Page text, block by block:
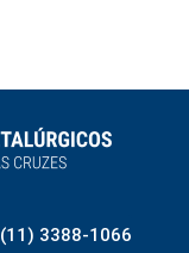
(11) 3388-1066